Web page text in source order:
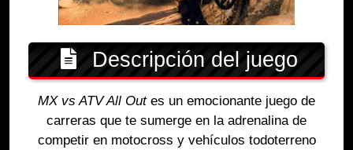
Descripción del juego
MX vs ATV All Outes un emocionante juego de
carreras que te sumerge en la adrenalina de
competir en motocross y vehículos todoterreno